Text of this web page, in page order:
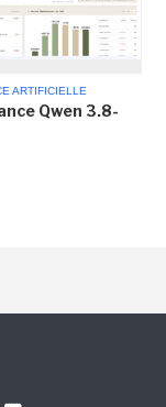
ARTIFICIELLE
Qwen 3.8-